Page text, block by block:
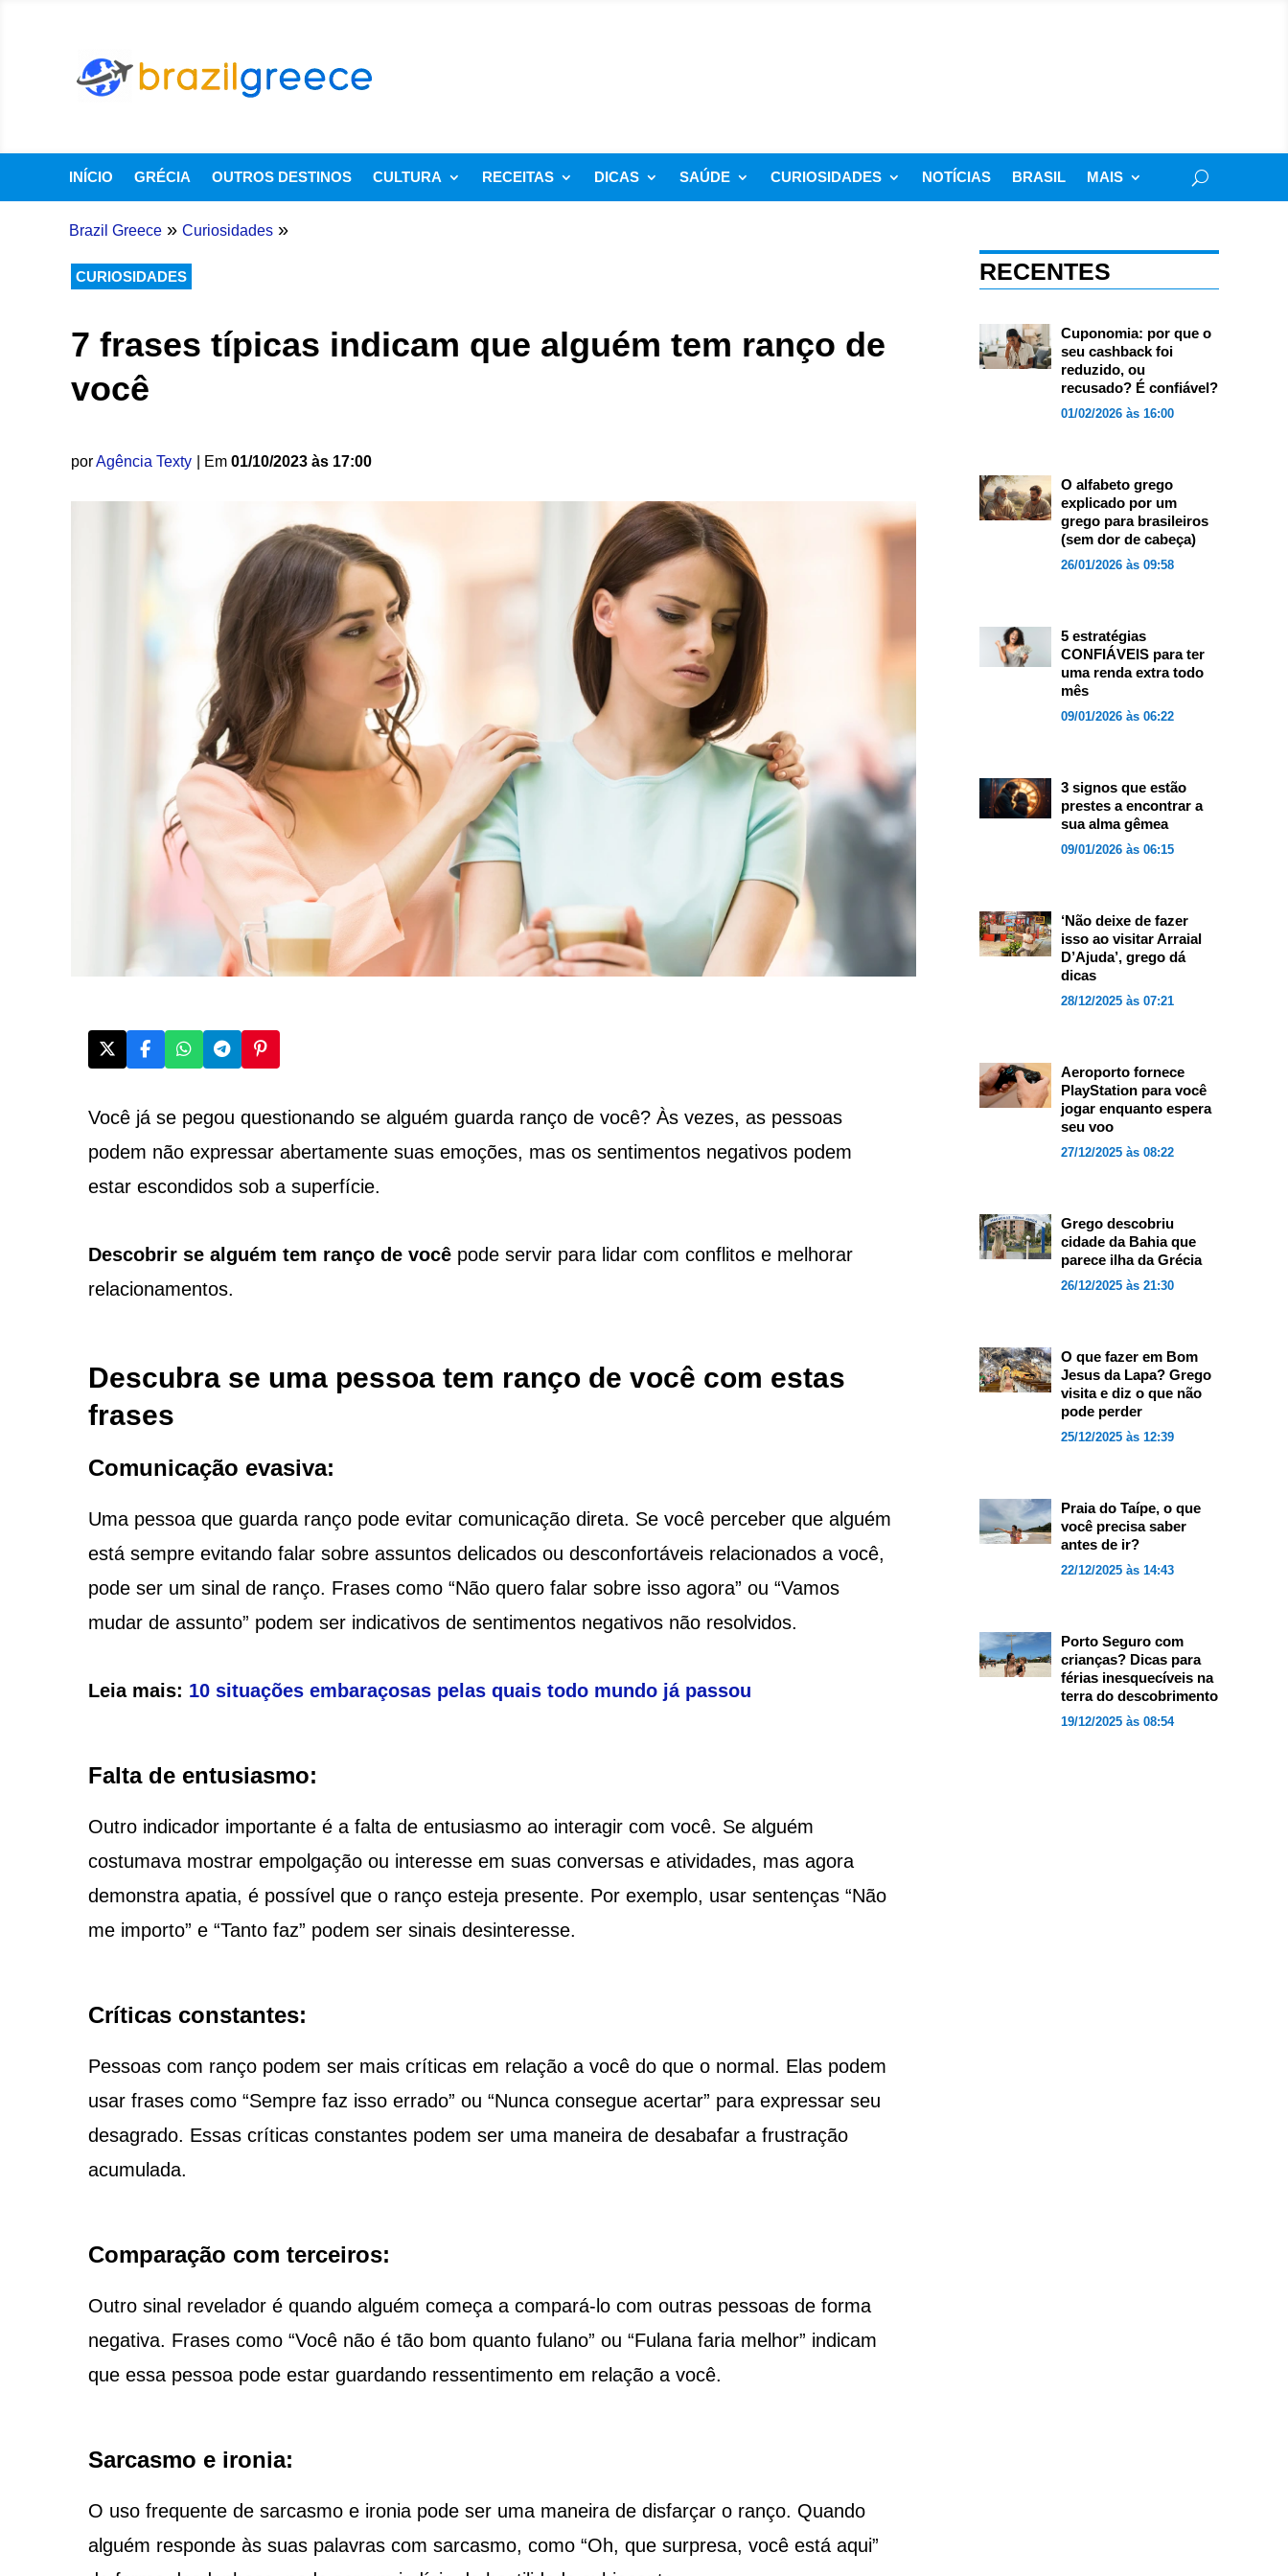
INÍCIO GRÉCIA OUTROS DESTINOS CULTURA RECEITAS DICAS SAÚDE CURIOSIDADES NOTÍCIAS BRASIL MAIS
Brazil Greece » Curiosidades »
CURIOSIDADES
7 frases típicas indicam que alguém tem ranço de
você
porAgência Texty | Em 01/10/2023 às 17:00
Você já se pegou questionando se alguém guarda ranço de você? Às vezes, as pessoas
podem não expressar abertamente suas emoções, mas os sentimentos negativos podem
estar escondidos sob a superfície.
Descobrir se alguém tem ranço de vocêpode servir para lidar com conflitos e melhorar
relacionamentos.
Descubra se uma pessoa tem ranço de você com estas
frases
Comunicação evasiva:
Uma pessoa que guarda ranço pode evitar comunicação direta. Se você perceber que alguém
está sempre evitando falar sobre assuntos delicados ou desconfortáveis relacionados a você,
pode ser um sinal de ranço. Frases como “Não quero falar sobre isso agora” ou “Vamos
mudar de assunto” podem ser indicativos de sentimentos negativos não resolvidos.
Leia mais: 10 situações embaraçosas pelas quais todo mundo já passou
Falta de entusiasmo:
Outro indicador importante é a falta de entusiasmo ao interagir com você. Se alguém
costumava mostrar empolgação ou interesse em suas conversas e atividades, mas agora
demonstra apatia, é possível que o ranço esteja presente. Por exemplo, usar sentenças “Não
me importo” e “Tanto faz” podem ser sinais desinteresse.
Críticas constantes:
Pessoas com ranço podem ser mais críticas em relação a você do que o normal. Elas podem
usar frases como “Sempre faz isso errado” ou “Nunca consegue acertar” para expressar seu
desagrado. Essas críticas constantes podem ser uma maneira de desabafar a frustração
acumulada.
Comparação com terceiros:
Outro sinal revelador é quando alguém começa a compará-lo com outras pessoas de forma
negativa. Frases como “Você não é tão bom quanto fulano” ou “Fulana faria melhor” indicam
que essa pessoa pode estar guardando ressentimento em relação a você.
Sarcasmo e ironia:
O uso frequente de sarcasmo e ironia pode ser uma maneira de disfarçar o ranço. Quando
alguém responde às suas palavras com sarcasmo, como “Oh, que surpresa, você está aqui”
RECENTES
Cuponomia: por que o
seu cashback foi
reduzido, ou
recusado? É confiável?
01/02/2026 às 16:00
O alfabeto grego
explicado por um
grego para brasileiros
(sem dor de cabeça)
26/01/2026 às 09:58
5 estratégias
CONFIÁVEIS para ter
uma renda extra todo
mês
09/01/2026 às 06:22
3 signos que estão
prestes a encontrar a
sua alma gêmea
09/01/2026 às 06:15
‘Não deixe de fazer
isso ao visitar Arraial
D’Ajuda’, grego dá
dicas
28/12/2025 às 07:21
Aeroporto fornece
PlayStation para você
jogar enquanto espera
seu voo
27/12/2025 às 08:22
Grego descobriu
cidade da Bahia que
parece ilha da Grécia
26/12/2025 às 21:30
O que fazer em Bom
Jesus da Lapa? Grego
visita e diz o que não
pode perder
25/12/2025 às 12:39
Praia do Taípe, o que
você precisa saber
antes de ir?
22/12/2025 às 14:43
Porto Seguro com
crianças? Dicas para
férias inesquecíveis na
terra do descobrimento
19/12/2025 às 08:54